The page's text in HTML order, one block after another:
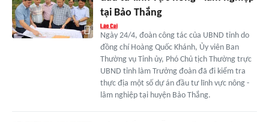
tại Bảo Thắng
Ngày 24/4, đoàn công tác của UBND tỉnh do
đồng chí Hoàng Quốc Khánh, Ủy viên Ban
Thường vụ Tỉnh ủy, Phó Chủ tịch Thường trực
UBND tỉnh làm Trưởng đoàn đã đi kiểm tra
thực địa một số dự án đầu tư lĩnh vực nông -
lâm nghiệp tại huyện Bảo Thắng.